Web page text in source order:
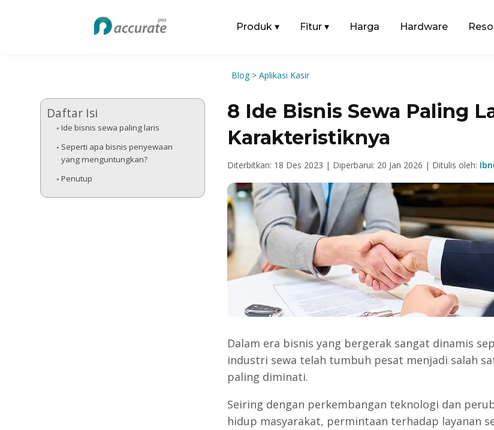
Produk ▾ Fitur ▾ Harga Hardware
Blog>Aplikasi Kasir
Daftar Isi
Ide bisnis sewa paling laris
Seperti apa bisnis penyewaan
yang menguntungkan?
Penutup
8 Ide Bisnis Sewa Paling
Karakteristiknya
Diterbitkan: 18 Des 2023 | Diperbarui: 20 Jan 2026 | Ditulis oleh:
Dalam era bisnis yang bergerak sangat dinamis
industri sewa telah tumbuh pesat menjadi salah
paling diminati.
Seiring dengan perkembangan teknologi dan
hidup masyarakat, permintaan terhadap layanan